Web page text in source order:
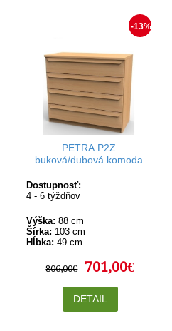
-13%
PETRA P2Z
buková/dubová komoda
Dostupnosť:
4 - 6 týždňov
Výška: 88 cm
Šírka: 103 cm
Hĺbka: 49 cm
806,00€ 701,00€
DETAIL